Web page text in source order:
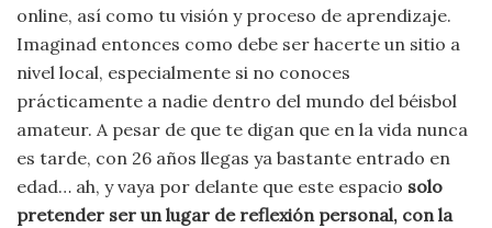
online, así como tu visión y proceso de aprendizaje.
Imaginad entonces como debe ser hacerte un sitio a
nivel local, especialmente si no conoces
prácticamente a nadie dentro del mundo del béisbol
amateur. A pesar de que te digan que en la vida nunca
es tarde, con 26 años llegas ya bastante entrado en
edad… ah, y vaya por delante que este espacio solo
pretender ser un lugar de reflexión personal, con la